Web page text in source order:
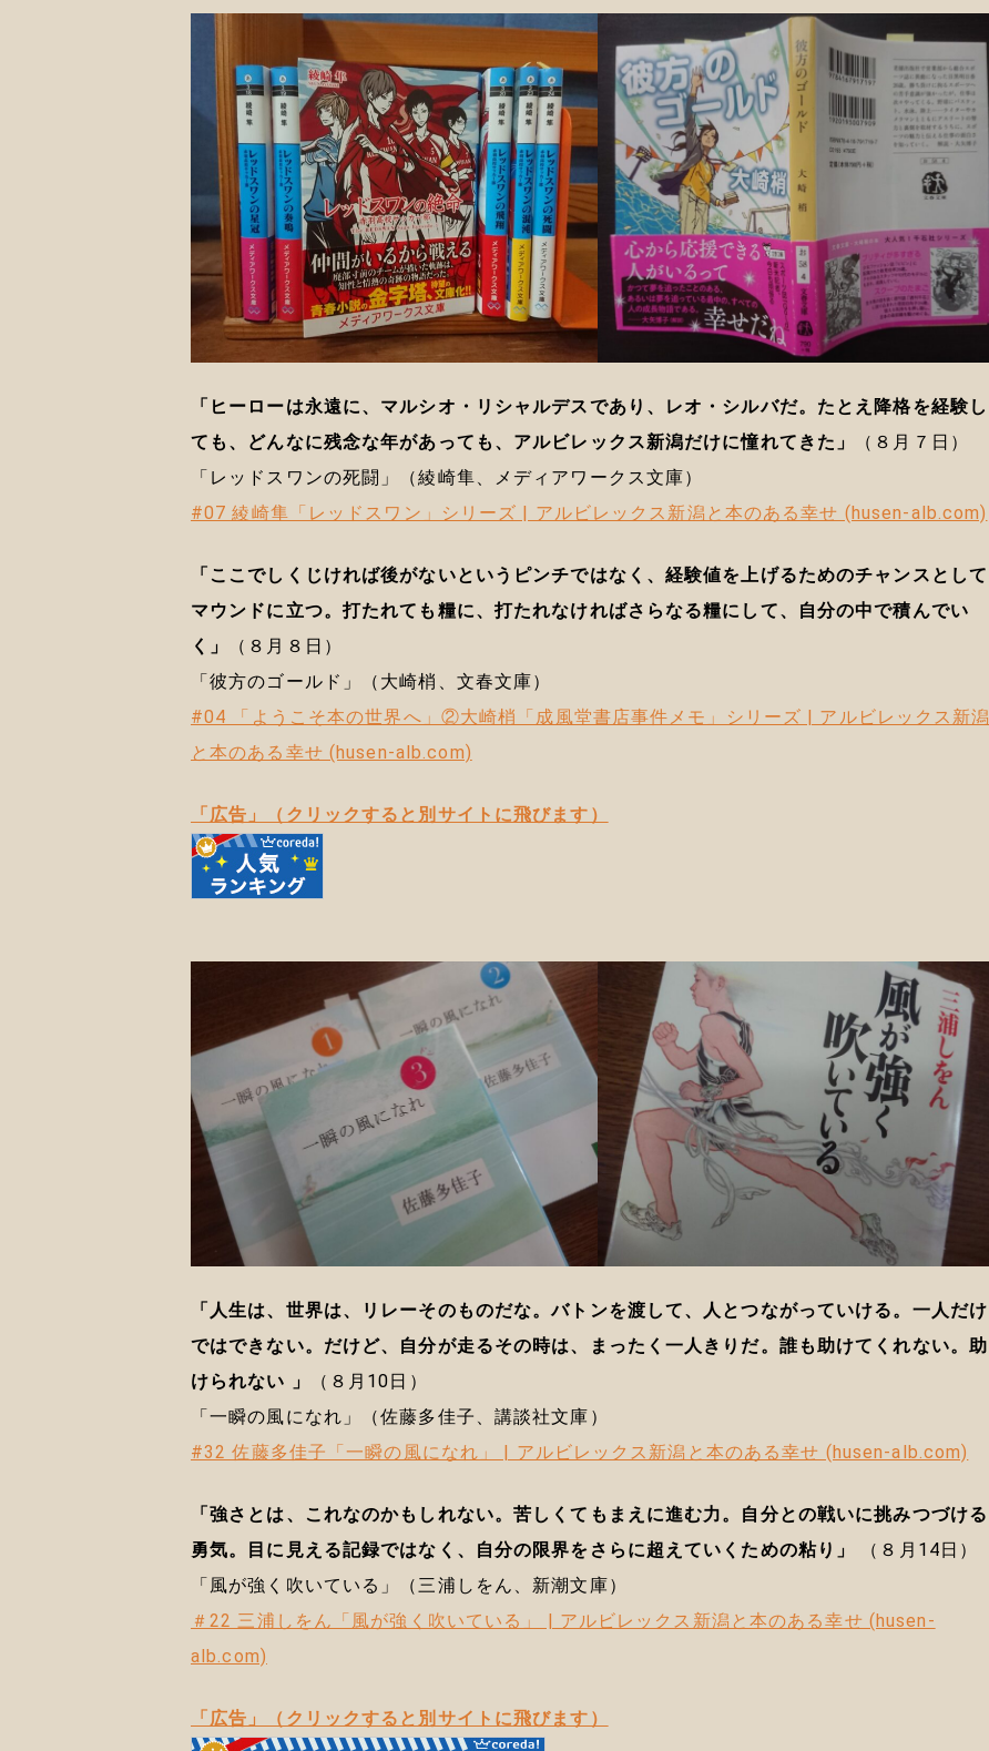
「ヒーローは永遠に、マルシオ・リシャルデスであり、レオ・シルバだ。たとえ降格を経験し
ても、どんなに残念な年があっても、アルビレックス新潟だけに憧れてきた」
（８月７日）
「レッドスワンの死闘」（綾崎隼、メディアワークス文庫）
#07 綾崎隼「レッドスワン」シリーズ | アルビレックス新潟と本のある幸せ (husen-alb.com)
「ここでしくじければ後がないというピンチではなく、経験値を上げるためのチャンスとして
マウンドに立つ。打たれても糧に、打たれなければさらなる糧にして、自分の中で積んでい
く」
（８月８日）
「彼方のゴールド」（大崎梢、文春文庫）
#04 「ようこそ本の世界へ」②大崎梢「成風堂書店事件メモ」シリーズ | アルビレックス新潟
と本のある幸せ (husen-alb.com)
「広告」（クリックすると別サイトに飛びます）
「人生は、世界は、リレーそのものだな。バトンを渡して、人とつながっていける。一人だけ
ではできない。だけど、自分が走るその時は、まったく一人きりだ。誰も助けてくれない。助
けられない 」
（８月10日）
「一瞬の風になれ」（佐藤多佳子、講談社文庫）
#32 佐藤多佳子「一瞬の風になれ」 | アルビレックス新潟と本のある幸せ (husen-alb.com)
「強さとは、これなのかもしれない。苦しくてもまえに進む力。自分との戦いに挑みつづける
勇気。目に見える記録ではなく、自分の限界をさらに超えていくための粘り」
（８月14日）
「風が強く吹いている」（三浦しをん、新潮文庫）
＃22 三浦しをん「風が強く吹いている」 | アルビレックス新潟と本のある幸せ (husen-
alb.com)
「広告」（クリックすると別サイトに飛びます）